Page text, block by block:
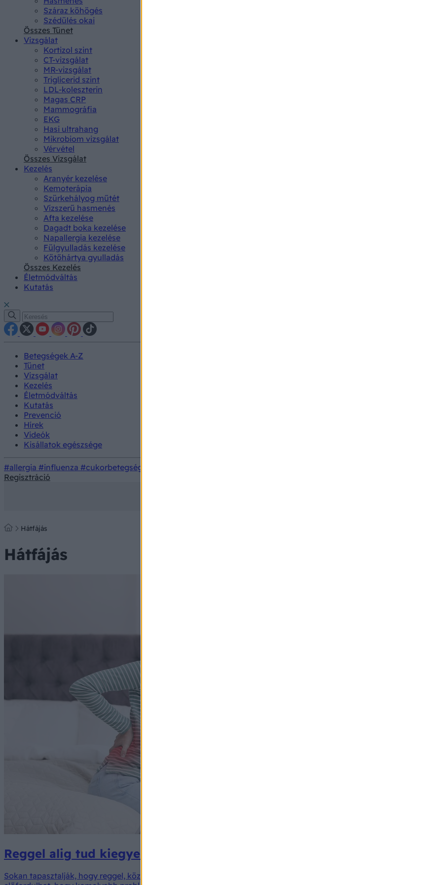
Száraz köhögés
Szédülés okai
Összes Tünet
Vizsgálat
Kortizol szint
CT-vizsgálat
MR-vizsgálat
Triglicerid szint
LDL-koleszterin
Magas CRP
Mammográfia
EKG
Hasi ultrahang
Mikrobiom vizsgálat
Vérvétel
Összes Vizsgálat
Kezelés
Aranyér kezelése
Kemoterápia
Szürkehályog műtét
Vízszerű hasmenés
Afta kezelése
Dagadt boka kezelése
Napallergia kezelése
Fülgyulladás kezelése
Kötőhártya gyulladás
Összes Kezelés
Életmódváltás
Kutatás
Betegségek A-Z
Tünet
Vizsgálat
Kezelés
Életmódváltás
Kutatás
Prevenció
Hírek
Videók
Kisállatok egészsége
#allergia #influenza #cukorbetegség
Regisztráció
Hátfájás
Hátfájás
Reggel alig tud kiegyenesedni? Ez segíthet derékfájás ellen
Sokan tapasztalják, hogy reggel, közvetlenül ébredés után fáj a derekuk, nehezen tudnak felkelni az ágyból. A